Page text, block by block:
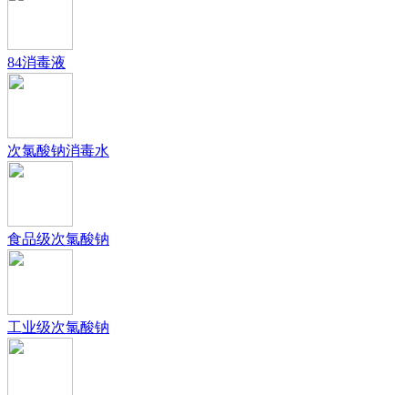
84消毒液
次氯酸钠消毒水
食品级次氯酸钠
工业级次氯酸钠